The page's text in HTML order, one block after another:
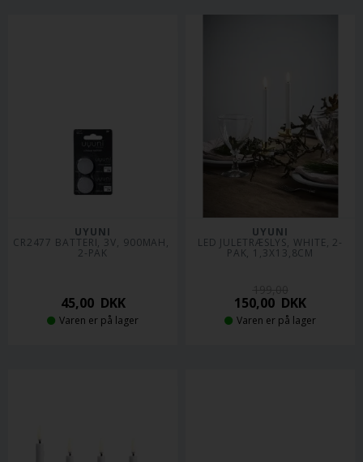
UYUNI
CR2477 BATTERI, 3V, 900MAH,
2-PAK
45,00DKK
Varen er på lager
UYUNI
LED JULETRÆSLYS, WHITE, 2-
PAK, 1,3X13,8CM
150,00 DKK
Varen er på lager